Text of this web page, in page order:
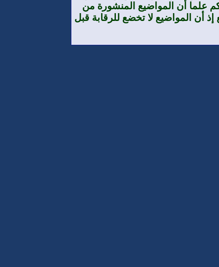
علما أن المواضيع المنشورة من
أن المواضيع لا تخضع للرقابة قبل